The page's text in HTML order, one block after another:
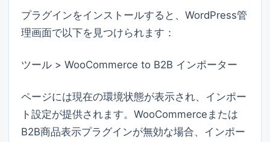
プラグインをインストールすると、WordPress管
理画面で以下を見つけられます：
ツール > WooCommerce to B2B インポーター
ページには現在の環境状態が表示され、インポー
ト設定が提供されます。WooCommerceまたは
B2B商品表示プラグインが無効な場合、インポー